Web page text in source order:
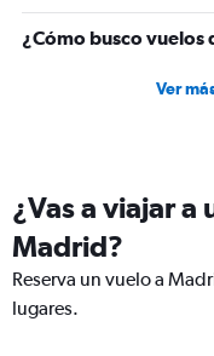
¿Cómo busco vuelos
Ver
¿Vas a viajar a
Madrid?
Reserva un vuelo a
lugares.